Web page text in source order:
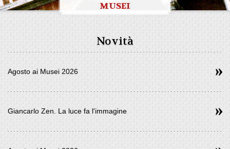
MUSEI
Novità
Agosto ai Musei 2026
Giancarlo Zen. La luce fa l'immagine